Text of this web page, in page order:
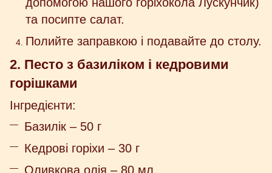
та посипте салат.
Полийте заправкою і подавайте до столу.
2. Песто з базиліком і кедровими
горішками
Інгредієнти:
Базилік – 50 г
Кедрові горіхи – 30 г
Оливкова олія – 80 мл